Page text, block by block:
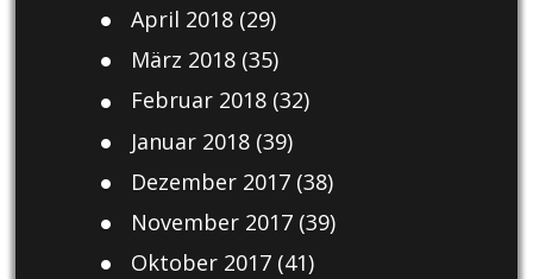
April 2018(29)
März 2018(35)
Februar 2018(32)
Januar 2018(39)
Dezember 2017(38)
November 2017(39)
Oktober 2017(41)